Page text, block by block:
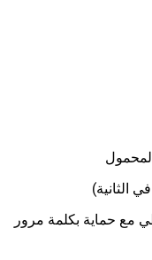
مع حماية بكلمة مرور